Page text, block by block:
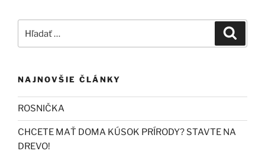
NAJNOVŠIE ČLÁNKY
ROSNIČKA
CHCETE MAŤ DOMA KÚSOK PRÍRODY? STAVTE NA
DREVO!